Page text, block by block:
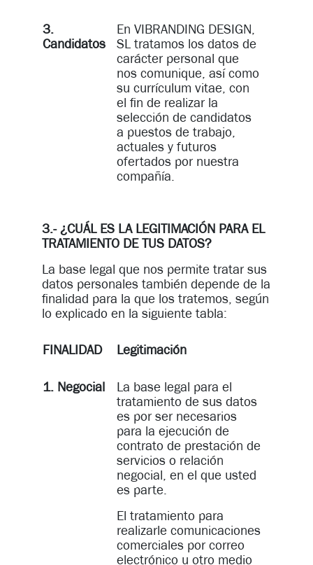
3.
Candidatos
En VIBRANDING DESIGN,
SL tratamos los datos de
carácter personal que
nos comunique, así como
su currículum vitae, con
el fin de realizar la
selección de candidatos
a puestos de trabajo,
actuales y futuros
ofertados por nuestra
compañía.
3.- ¿CUÁL ES LA LEGITIMACIÓN PARA EL
TRATAMIENTO DE TUS DATOS?
La base legal que nos permite tratar sus
datos personales también depende de la
finalidad para la que los tratemos, según
lo explicado en la siguiente tabla:
FINALIDAD Legitimación
1. Negocial
La base legal para el
tratamiento de sus datos
es por ser necesarios
para la ejecución de
contrato de prestación de
servicios o relación
negocial, en el que usted
es parte.
El tratamiento para
realizarle comunicaciones
comerciales por correo
electrónico u otro medio